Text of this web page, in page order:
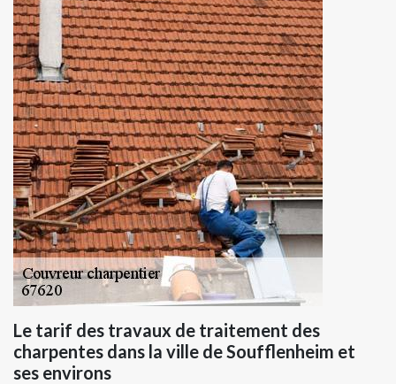
Le tarif des travaux de traitement des
charpentes dans la ville de Soufflenheim et
ses environs